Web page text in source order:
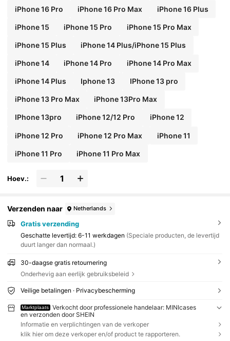
iPhone 16 Pro iPhone 16 Pro Max iPhone 16 Plus
iPhone 15 iPhone 15 Pro iPhone 15 Pro Max
iPhone 15 Plus iPhone 14 Plus/iPhone 15 Plus
iPhone 14 iPhone 14 Pro iPhone 14 Pro Max
iPhone 14 Plus Iphone 13 IPhone 13 pro
iPhone 13 Pro Max iPhone 13Pro Max
IPhone 13pro iPhone 12/12 Pro iPhone 12
iPhone 12 Pro iPhone 12 Pro Max iPhone 11
iPhone 11 Pro iPhone 11 Pro Max
Hoev.:
Verzenden naar Netherlands
Gratis verzending
Geschatte levertijd: 6-11 werkdagen (Speciale producten, de levertijd
duurt langer dan normaal.)
30-daagse gratis retournering
Onderhevig aan eerlijk gebruiksbeleid
Veilige betalingen · Privacybescherming
Marktplaats
Verkocht door professionele handelaar: MINIcases
en verzonden door SHEIN
Informatie en verplichtingen van de verkoper
klik hier om deze verkoper en/of product te rapporteren.